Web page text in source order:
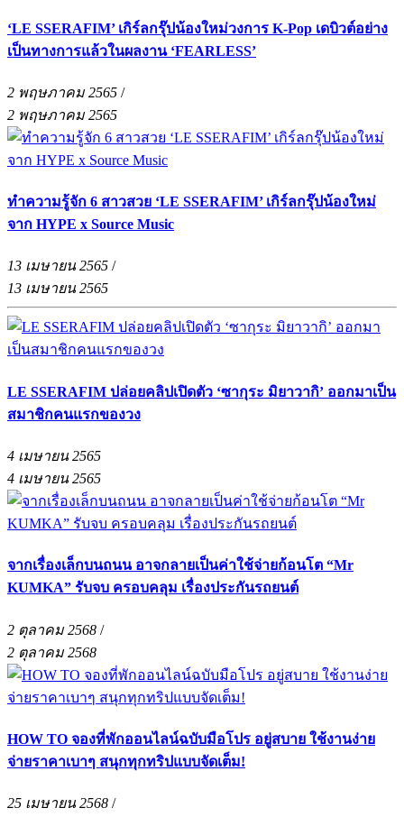
‘LE SSERAFIM’ เกิร์ลกรุ๊ปน้องใหม่วงการ K-Pop เดบิวต์อย่าง
เป็นทางการแล้วในผลงาน ‘FEARLESS’
2 พฤษภาคม 2565 /
2 พฤษภาคม 2565
ทำความรู้จัก 6 สาวสวย ‘LE SSERAFIM’ เกิร์ลกรุ๊ปน้องใหม่
จาก HYPE x Source Music
13 เมษายน 2565 /
13 เมษายน 2565
LE SSERAFIM ปล่อยคลิปเปิดตัว ‘ซากุระ มิยาวากิ’ ออกมาเป็น
สมาชิกคนแรกของวง
4 เมษายน 2565
4 เมษายน 2565
จากเรื่องเล็กบนถนน อาจกลายเป็นค่าใช้จ่ายก้อนโต “Mr
KUMKA” รับจบ ครอบคลุม เรื่องประกันรถยนต์
2 ตุลาคม 2568 /
2 ตุลาคม 2568
HOW TO จองที่พักออนไลน์ฉบับมือโปร อยู่สบาย ใช้งานง่าย
จ่ายราคาเบาๆ สนุกทุกทริปแบบจัดเต็ม!
25 เมษายน 2568 /